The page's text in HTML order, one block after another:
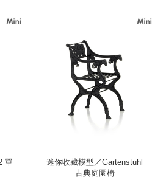
單
迷你收藏模型／Gartenstuhl
古典庭園椅